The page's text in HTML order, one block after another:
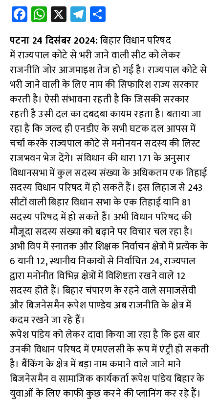
Fa
ce
b
o
o
k
W
h
at
s
A
p
p
X Te
le
gr
a
m
h
ar
e
पटना 24 दिसंबर 2024:बिहार विधान परिषद
में राज्यपाल कोटे से भरी जाने वाली सीट को लेकर
राजनीति जोर आजमाइश तेज हो गई है। राज्यपाल कोटे से
भरी जाने वाली के लिए नाम की सिफारिश राज्य सरकार
करती है। ऐसी संभावना रहती है कि जिसकी सरकार
रहती है उसी दल का दबदबा कायम रहता है। बताया जा
रहा है कि जल्द ही एनडीए के सभी घटक दल आपस में
चर्चा करके राज्यपाल कोटे से मनोनयन सदस्य की लिस्ट
राजभवन भेज देंगे। संविधान की धारा 171 के अनुसार
विधानसभा में कुल सदस्य संख्या के अधिकतम एक तिहाई
सदस्य विधान परिषद में हो सकते हैं। इस लिहाज से 243
सीटों वाली बिहार विधान सभा के एक तिहाई यानि 81
सदस्य परिषद में हो सकते हैं। अभी विधान परिषद की
मौजूदा सदस्य संख्या को बढ़ाने पर विचार चल रहा है।
अभी विप में स्नातक और शिक्षक निर्वाचन क्षेत्रों में प्रत्येक के
6 यानी 12, स्थानीय निकायों से निर्वाचित 24, राज्यपाल
द्वारा मनोनीत विभिन्न क्षेत्रों में विशिष्टता रखने वाले 12
सदस्य होते हैं। बिहार चंपारण के रहने वाले समाजसेवी
और बिजनेसमैन रूपेश पाण्डेय अब राजनीति के क्षेत्र में
कदम रखने जा रहे हैं।
रूपेश पांडेय को लेकर दावा किया जा रहा है कि इस बार
उनकी विधान परिषद में एमएलसी के रूप में एंट्री हो सकती
है। बैंकिंग के क्षेत्र में बड़ा नाम कमाने वाले जाने माने
बिजनेसमैन व सामाजिक कार्यकर्ता रूपेश पांडेय बिहार के
युवाओं के लिए काफी कुछ करने की प्लानिंग कर रहे हैं।